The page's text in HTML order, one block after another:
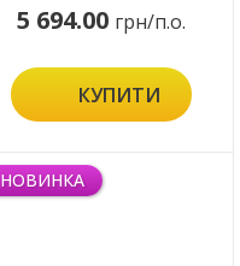
5 694.00 грн/п.о.
КУПИТИ
НОВИНКА